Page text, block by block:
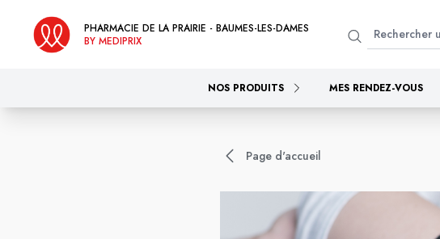
PHARMACIE DE LA PRAIRIE - BAUMES-LES-DAMES
BY MEDIPRIX
NOS PRODUITS MES RENDEZ-VOUS
Page d'accueil